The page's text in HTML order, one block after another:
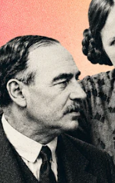
Geld
Ersparnisse
zum Beispiel